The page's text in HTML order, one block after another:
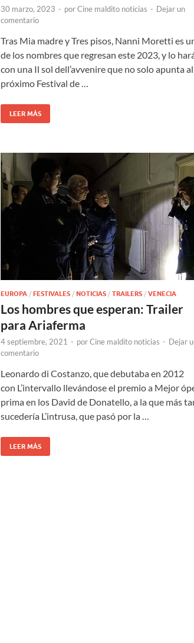
30 marzo, 2023 - porCine maldito noticias - Dejar un
comentario
Tras Mia madre y Tres pisos, Nanni Moretti es
de los nombres que regresan este 2023, y lo
con una Il sol dell’avvenire que no solo apunta al
próximo Festival de …
LEER MÁS
EUROPA / FESTIVALES / NOTICIAS / TRAILERS / VENECIA
Los hombres que esperan: Trailer
para Ariaferma
4 septiembre, 2021 - porCine maldito noticias - Dejar
comentario
Leonardo di Costanzo, que debutaba en 2012
con L’intervallo llevándose el premio a Mejor
prima en los David de Donatello, a la que más
sucedería L’intrusa, que pasó por la …
LEER MÁS